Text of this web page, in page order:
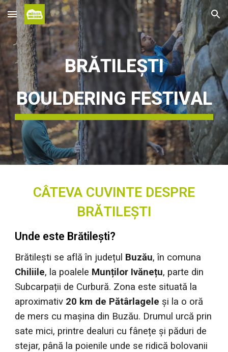
Skip to main content Skip to navigation
BRĂTILEȘTI
BOULDERING FESTIVAL
CÂTEVA CUVINTE DESPRE
BRĂTILEȘTI
Unde este Brătilești?
Brătilești se află în județul Buzău, în comuna
Chiliile, la poalele Munților Ivănețu, parte din
Subcarpații de Curbură. Zona este situată la
aproximativ 20 km de Pătârlagele și la o oră
de mers cu mașina din Buzău. Drumul urcă prin
sate mici, printre dealuri cu fânețe și păduri de
stejar, până la poienile unde se ridică bolovanii